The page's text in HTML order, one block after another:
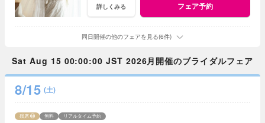
詳しくみる フェア予約
同日開催の他のフェアを見る(6件)
Sat Aug 15 00:00:00 JST 2026月開催のブライダルフェア
8/15 (土)
残席 無料 リアルタイム予約